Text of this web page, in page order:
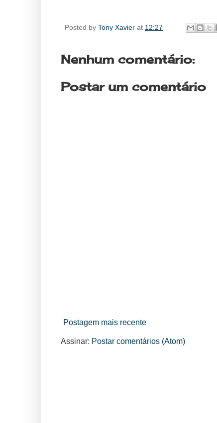
Posted by Tony Xavier at 12:27
Nenhum comentário:
Postar um comentário
Postagem mais recente
Assinar: Postar comentários (Atom)